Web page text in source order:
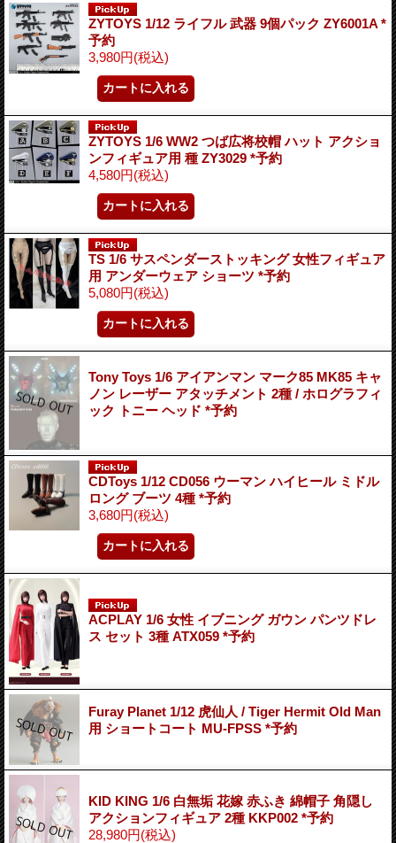
ZYTOYS 1/12 ライフル 武器 9個パック ZY6001A *
予約
3,980円(税込)
ZYTOYS 1/6 WW2 つば広将校帽 ハット アクショ
ンフィギュア用 種 ZY3029 *予約
4,580円(税込)
TS 1/6 サスペンダーストッキング 女性フィギュア
用 アンダーウェア ショーツ *予約
5,080円(税込)
Tony Toys 1/6 アイアンマン マーク85 MK85 キャ
ノン レーザー アタッチメント 2種 / ホログラフィ
ック トニー ヘッド *予約
CDToys 1/12 CD056 ウーマン ハイヒール ミドル
ロング ブーツ 4種 *予約
3,680円(税込)
ACPLAY 1/6 女性 イブニング ガウン パンツドレ
ス セット 3種 ATX059 *予約
Furay Planet 1/12 虎仙人 / Tiger Hermit Old Man
用 ショートコート MU-FPSS *予約
KID KING 1/6 白無垢 花嫁 赤ふき 綿帽子 角隠し
アクションフィギュア 2種 KKP002 *予約
28,980円(税込)